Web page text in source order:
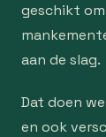
geschikt
aan de slag.
Dat doen
en ook